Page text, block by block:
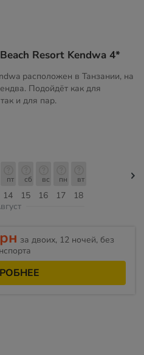
Resort Kendwa 4*
расположен в Танзании, на
Подойдёт как для
и для пар.
14
пт
15
сб
16
вс
17
пн
18
вт
за двоих, 12 ночей, без